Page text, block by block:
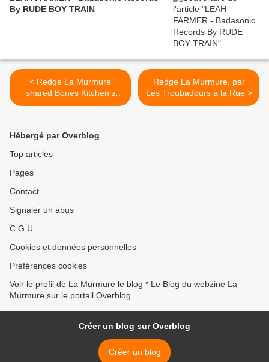
By RUDE BOY TRAIN
< Redge La Murmure
shared Bones Kitchen's
photo.
Redge La Murmure, par
Les Troubadours à la Rue >
Hébergé par Overblog
Top articles
Pages
Contact
Signaler un abus
C.G.U.
Cookies et données personnelles
Préférences cookies
Voir le profil de La Murmure le blog * Le Blog du webzine La
Murmure sur le portail Overblog
Créer un blog sur Overblog
Créer un blog